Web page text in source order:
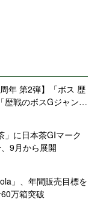
年 第2弾】「ボス 歴
歴戦のボスGジャン」
」に日本茶GIマーク
9月から展開
」、年間販売目標を
万箱突破